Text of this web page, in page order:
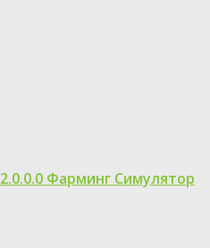
Фарминг Симулятор